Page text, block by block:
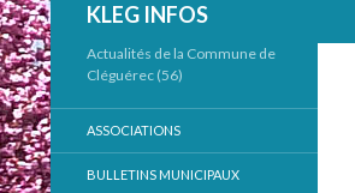
KLEG INFOS
Actualités de la Commune de
Cléguérec (56)
ASSOCIATIONS
BULLETINS MUNICIPAUX